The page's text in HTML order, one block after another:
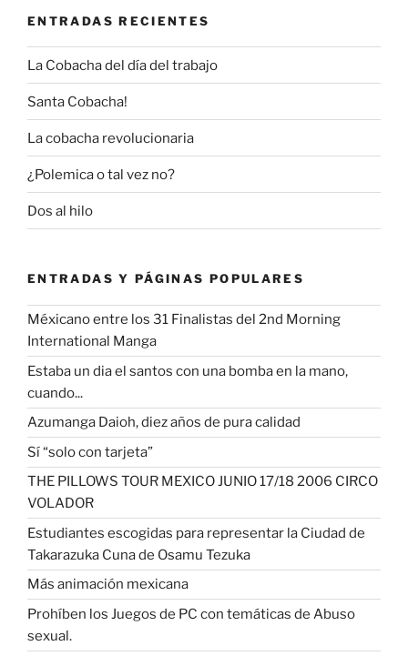
ENTRADAS RECIENTES
La Cobacha del día del trabajo
Santa Cobacha!
La cobacha revolucionaria
¿Polemica o tal vez no?
Dos al hilo
ENTRADAS Y PÁGINAS POPULARES
Méxicano entre los 31 Finalistas del 2nd Morning
International Manga
Estaba un dia el santos con una bomba en la mano,
cuando...
Azumanga Daioh, diez años de pura calidad
Sí “solo con tarjeta”
THE PILLOWS TOUR MEXICO JUNIO 17/18 2006 CIRCO
VOLADOR
Estudiantes escogidas para representar la Ciudad de
Takarazuka Cuna de Osamu Tezuka
Más animación mexicana
Prohíben los Juegos de PC con temáticas de Abuso
sexual.